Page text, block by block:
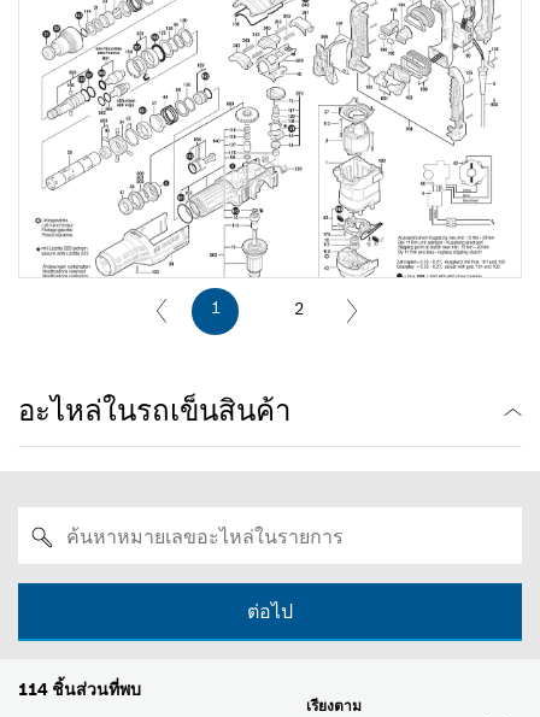
1 2
อะไหล่ในรถเข็นสินค้า
ต่อไป
114 ชิ้นส่วนที่พบ
เรียงตาม